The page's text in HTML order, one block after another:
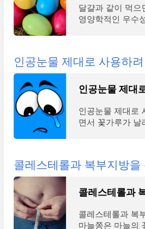
달걀과 같이 먹으
영양학적인 우수
인공눈물 제대로 사용하
인공눈물 제대
인공눈물 제대로
면서 꽃가루가 날
콜레스테롤과 복부지방을
콜레스테롤과 복
마늘쫑은 마늘의